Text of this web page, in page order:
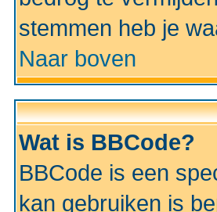
stemmen heb je
Naar boven
Wat is BBCode?
BBCode is een
kan gebruiken is